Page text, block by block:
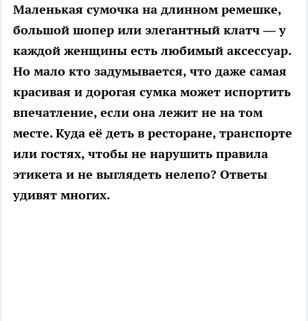
Маленькая сумочка на длинном ремешке,
большой шопер или элегантный клатч — у
каждой женщины есть любимый аксессуар.
Но мало кто задумывается, что даже самая
красивая и дорогая сумка может испортить
впечатление, если она лежит не на том
месте. Куда её деть в ресторане, транспорте
или гостях, чтобы не нарушить правила
этикета и не выглядеть нелепо? Ответы
удивят многих.